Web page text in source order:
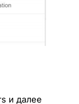
и далее